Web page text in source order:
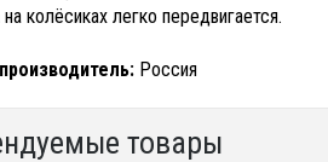
колёсиках легко передвигается.
Россия
товары